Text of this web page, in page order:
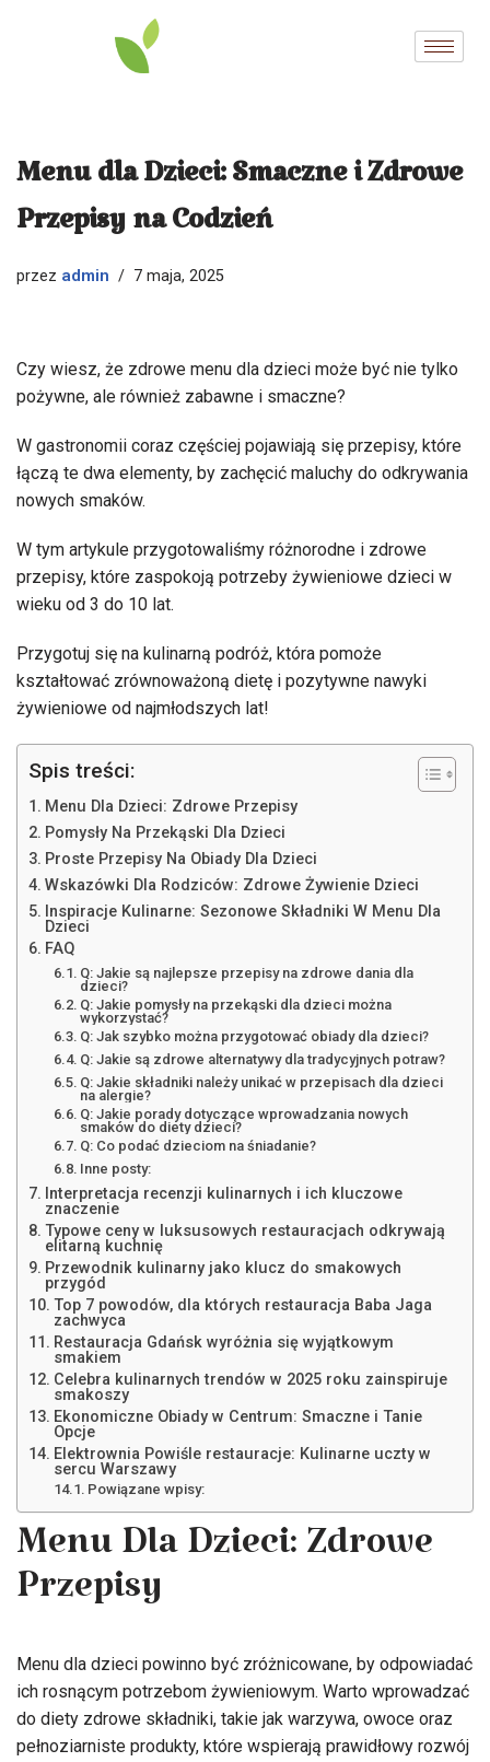
Menu dla Dzieci: Smaczne i Zdrowe
Przepisy na Codzień
przez admin 7 maja, 2025
Czy wiesz, że zdrowe menu dla dzieci może być nie tylko
pożywne, ale również zabawne i smaczne?
W gastronomii coraz częściej pojawiają się przepisy, które
łączą te dwa elementy, by zachęcić maluchy do odkrywania
nowych smaków.
W tym artykule przygotowaliśmy różnorodne i zdrowe
przepisy, które zaspokoją potrzeby żywieniowe dzieci w
wieku od 3 do 10 lat.
Przygotuj się na kulinarną podróż, która pomoże
kształtować zrównoważoną dietę i pozytywne nawyki
żywieniowe od najmłodszych lat!
Spis treści:
Menu Dla Dzieci: Zdrowe Przepisy
Pomysły Na Przekąski Dla Dzieci
Proste Przepisy Na Obiady Dla Dzieci
Wskazówki Dla Rodziców: Zdrowe Żywienie Dzieci
Inspiracje Kulinarne: Sezonowe Składniki W Menu Dla
Dzieci
FAQ
Q: Jakie są najlepsze przepisy na zdrowe dania dla
dzieci?
Q: Jakie pomysły na przekąski dla dzieci można
wykorzystać?
Q: Jak szybko można przygotować obiady dla dzieci?
Q: Jakie są zdrowe alternatywy dla tradycyjnych potraw?
Q: Jakie składniki należy unikać w przepisach dla dzieci
na alergie?
Q: Jakie porady dotyczące wprowadzania nowych
smaków do diety dzieci?
Q: Co podać dzieciom na śniadanie?
Inne posty:
Interpretacja recenzji kulinarnych i ich kluczowe
znaczenie
Typowe ceny w luksusowych restauracjach odkrywają
elitarną kuchnię
Przewodnik kulinarny jako klucz do smakowych
przygód
Top 7 powodów, dla których restauracja Baba Jaga
zachwyca
Restauracja Gdańsk wyróżnia się wyjątkowym
smakiem
Celebra kulinarnych trendów w 2025 roku zainspiruje
smakoszy
Ekonomiczne Obiady w Centrum: Smaczne i Tanie
Opcje
Elektrownia Powiśle restauracje: Kulinarne uczty w
sercu Warszawy
Powiązane wpisy:
Menu Dla Dzieci: Zdrowe
Przepisy
Menu dla dzieci powinno być zróżnicowane, by odpowiadać
ich rosnącym potrzebom żywieniowym. Warto wprowadzać
do diety zdrowe składniki, takie jak warzywa, owoce oraz
pełnoziarniste produkty, które wspierają prawidłowy rozwój